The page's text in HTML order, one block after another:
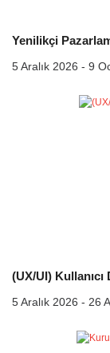
Yenilikçi
5 Aralık 2026 - 9
(UX/UI) Kullanıcı
5 Aralık 2026 - 26